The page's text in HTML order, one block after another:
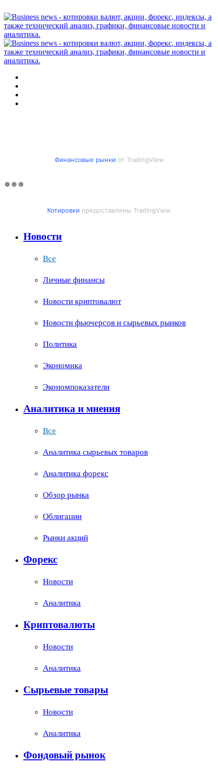
Финансовые рынки от TradingView
Котировки предоставлены TradingView
Новости
Все
Личные финансы
Новости криптовалют
Новости фьючерсов и сырьевых рынков
Политика
Экономика
Экономпоказатели
Аналитика и мнения
Все
Аналитика сырьевых товаров
Аналитика форекс
Обзор рынка
Облигации
Рынки акций
Форекс
Новости
Аналитика
Криптовалюты
Новости
Аналитика
Сырьевые товары
Новости
Аналитика
Фондовый рынок